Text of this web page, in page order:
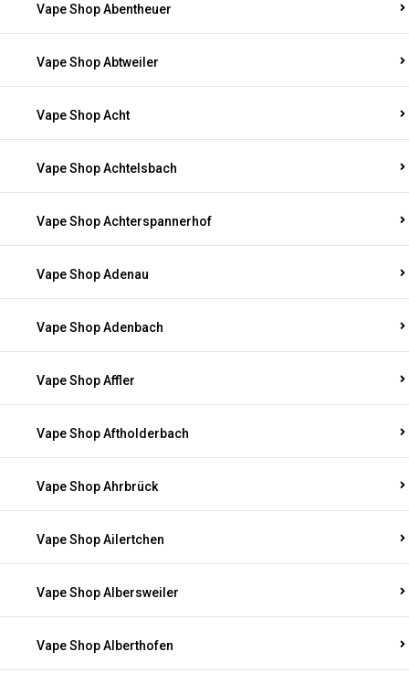
Vape Shop Abentheuer
Vape Shop Abtweiler
Vape Shop Acht
Vape Shop Achtelsbach
Vape Shop Achterspannerhof
Vape Shop Adenau
Vape Shop Adenbach
Vape Shop Affler
Vape Shop Aftholderbach
Vape Shop Ahrbrück
Vape Shop Ailertchen
Vape Shop Albersweiler
Vape Shop Alberthofen